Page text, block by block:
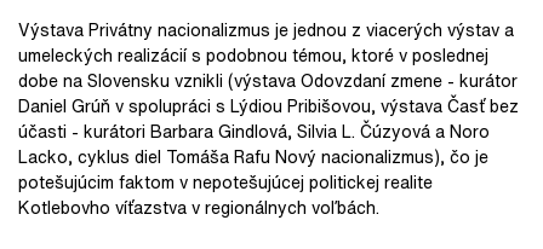
Výstava Privátny nacionalizmus je jednou z viacerých výstav a
umeleckých realizácií s podobnou témou, ktoré v poslednej
dobe na Slovensku vznikli (výstava Odovzdaní zmene - kurátor
Daniel Grúň v spolupráci s Lýdiou Pribišovou, výstava Časť bez
účasti - kurátori Barbara Gindlová, Silvia L. Čúzyová a Noro
Lacko, cyklus diel Tomáša Rafu Nový nacionalizmus), čo je
potešujúcim faktom v nepotešujúcej politickej realite
Kotlebovho víťazstva v regionálnych voľbách.